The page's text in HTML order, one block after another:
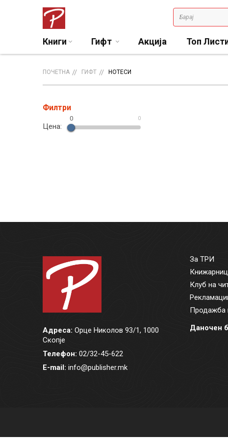
Книги Гифт Акција Топ
ПОЧЕТНА ГИФТ НОТЕСИ
Филтри
Цена:
0
0
Адреса: Орце Николов 93/1, 1000
Скопје
Телефон: 02/32-45-622
E-mail: info@publisher.mk
За ТРИ
Клуб на
Продажба
Даночен